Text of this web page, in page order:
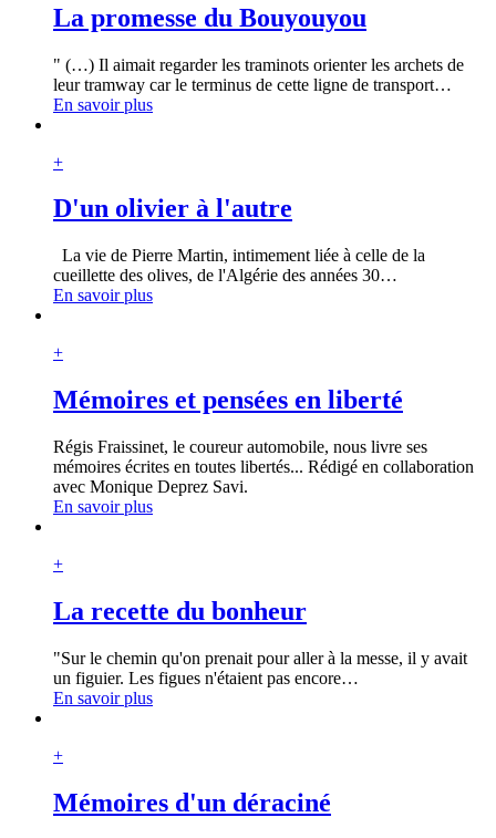
La promesse du Bouyouyou
" (…) Il aimait regarder les traminots orienter les archets de
leur tramway car le terminus de cette ligne de transport…
En savoir plus
+
D'un olivier à l'autre
La vie de Pierre Martin, intimement liée à celle de la
cueillette des olives, de l'Algérie des années 30…
En savoir plus
+
Mémoires et pensées en liberté
Régis Fraissinet, le coureur automobile, nous livre ses
mémoires écrites en toutes libertés... Rédigé en collaboration
avec Monique Deprez Savi.
En savoir plus
+
La recette du bonheur
"Sur le chemin qu'on prenait pour aller à la messe, il y avait
un figuier. Les figues n'étaient pas encore…
En savoir plus
+
Mémoires d'un déraciné